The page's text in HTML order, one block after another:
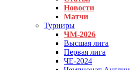
Новости
Матчи
Турниры
ЧМ-2026
Высшая лига
Первая лига
ЧЕ-2024